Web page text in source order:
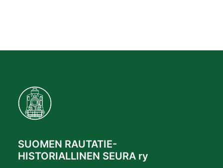
SUOMEN RAUTATIE-
HISTORIALLINEN SEURA ry